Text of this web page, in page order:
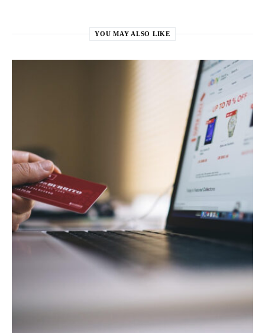
YOU MAY ALSO LIKE